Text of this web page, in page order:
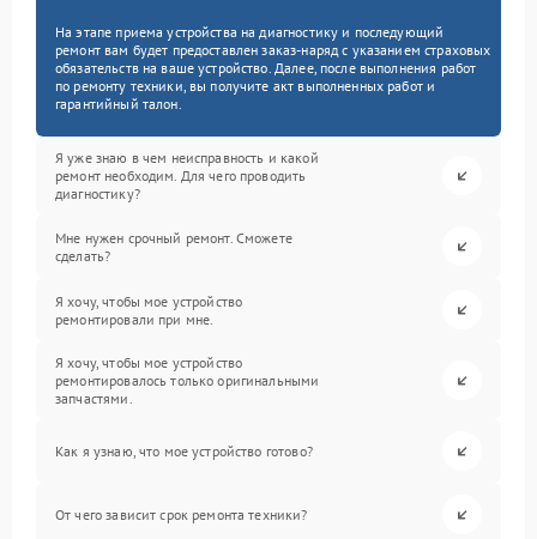
На этапе приема устройства на диагностику и последующий
ремонт вам будет предоставлен заказ-наряд с указанием страховых
обязательств на ваше устройство. Далее, после выполнения работ
по ремонту техники, вы получите акт выполненных работ и
гарантийный талон.
Я уже знаю в чем неисправность и какой
ремонт необходим. Для чего проводить
диагностику?
Мне нужен срочный ремонт. Сможете
сделать?
Я хочу, чтобы мое устройство
ремонтировали при мне.
Я хочу, чтобы мое устройство
ремонтировалось только оригинальными
запчастями.
Как я узнаю, что мое устройство готово?
От чего зависит срок ремонта техники?